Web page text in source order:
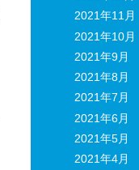
2021年11月
2021年10月
2021年9月
2021年8月
2021年7月
2021年6月
2021年5月
2021年4月